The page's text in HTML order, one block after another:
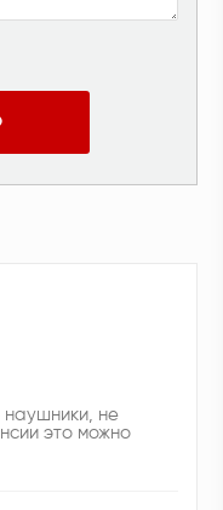
наушники, не
это можно